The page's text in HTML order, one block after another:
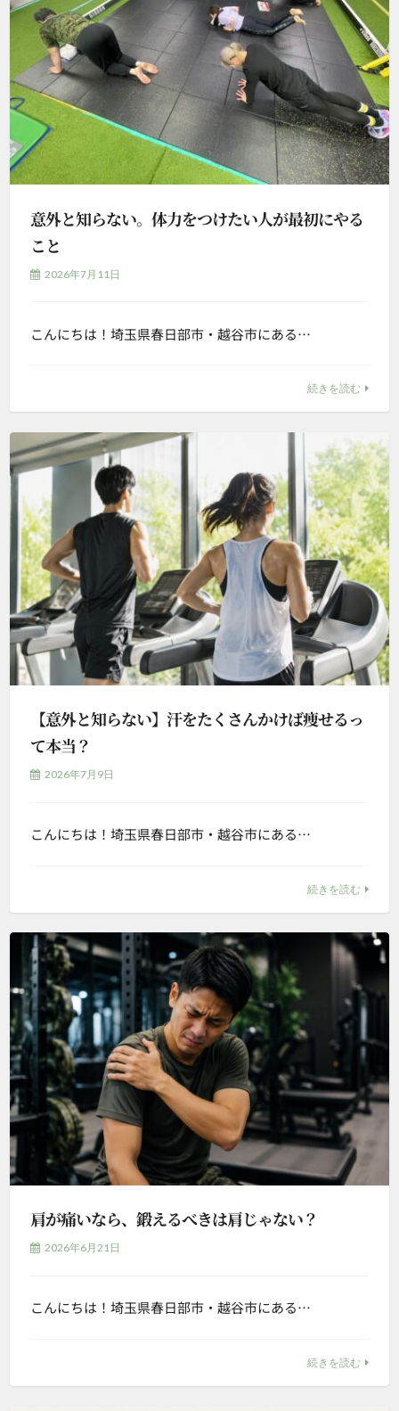
意外と知らない。体力をつけたい人が最初にやる
こと
2026年7月11日
こんにちは！埼玉県春日部市・越谷市にある…
続きを読む
【意外と知らない】汗をたくさんかけば痩せるっ
て本当？
2026年7月9日
こんにちは！埼玉県春日部市・越谷市にある…
続きを読む
肩が痛いなら、鍛えるべきは肩じゃない？
2026年6月21日
こんにちは！埼玉県春日部市・越谷市にある…
続きを読む